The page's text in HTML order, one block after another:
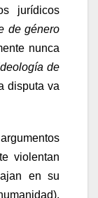
jurídicos
de género
nunca
de
disputa va
violentan
en su